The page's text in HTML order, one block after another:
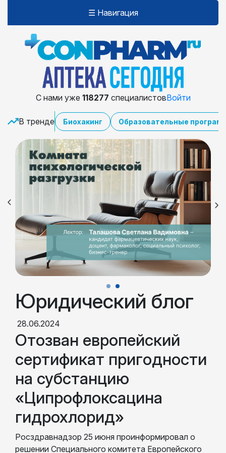
☰ Навигация
С нами уже 118277 специалистовВойти
В тренде Биохакинг Образовательные
Юридический блог
28.06.2024
Отозван европейский
сертификат пригодности
на субстанцию
«Ципрофлоксацина
гидрохлорид»
Росздравнадзор 25 июня проинформировал о
решении Специального комитета Европейского